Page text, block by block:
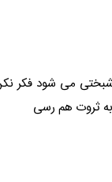
می شود فکر
ثروت هم رسی